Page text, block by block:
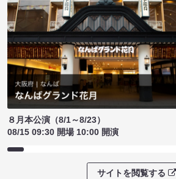
８月本公演（8/1～8/23）
08/15 09:30 開場 10:00 開演
サイトを閲覧する